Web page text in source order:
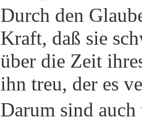
Durch den
Kraft, daß sie
über die Zeit
ihn treu, der es
Darum sind